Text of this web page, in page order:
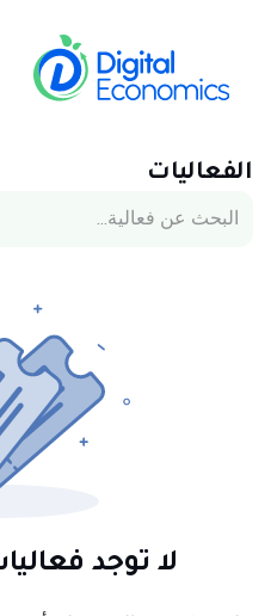
الفعاليات
لا توجد